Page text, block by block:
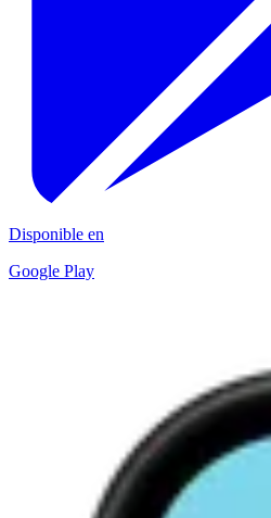
Disponible en
Google Play